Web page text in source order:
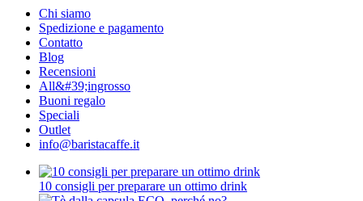
Chi siamo
Spedizione e pagamento
Contatto
Blog
Recensioni
All&#39;ingrosso
Buoni regalo
Speciali
Outlet
info@baristacaffe.it
10 consigli per preparare un ottimo drink